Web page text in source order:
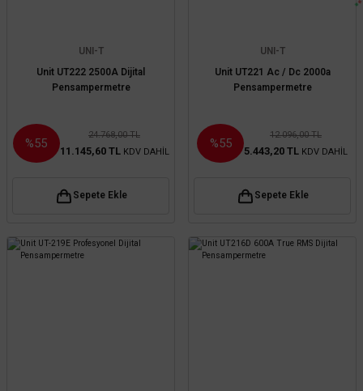
UNI-T
Unit UT222 2500A Dijital
Pensampermetre
%55
24.768,00 TL
11.145,60 TL KDV DAHİL
Sepete Ekle
UNI-T
Unit UT221 Ac / Dc 2000a
Pensampermetre
%55
12.096,00 TL
5.443,20 TL KDV DAHİL
Sepete Ekle